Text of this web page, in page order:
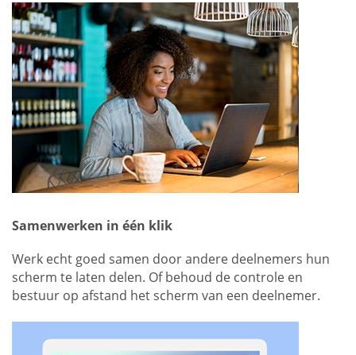
Samenwerken in één klik
Werk echt goed samen door andere deelnemers hun
scherm te laten delen. Of behoud de controle en
bestuur op afstand het scherm van een deelnemer.